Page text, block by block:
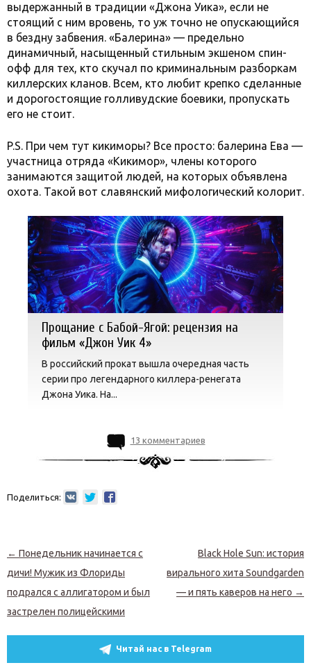
выдержанный в традиции «Джона Уика», если не
стоящий с ним вровень, то уж точно не опускающийся
в бездну забвения. «Балерина» — предельно
динамичный, насыщенный стильным экшеном спин-
офф для тех, кто скучал по криминальным разборкам
киллерских кланов. Всем, кто любит крепко сделанные
и дорогостоящие голливудские боевики, пропускать
его не стоит.
P.S. При чем тут кикиморы? Все просто: балерина Ева —
участница отряда «Кикимор», члены которого
занимаются защитой людей, на которых объявлена
охота. Такой вот славянский мифологический колорит.
Прощание с Бабой-Ягой: рецензия на
фильм «Джон Уик 4»
В российский прокат вышла очередная часть
серии про легендарного киллера-ренегата
Джона Уика. На...
13 комментариев
Поделиться:
Навигация по записям
← Понедельник начинается с
дичи! Мужик из Флориды
подрался с аллигатором и был
застрелен полицейскими
Black Hole Sun: история
вирального хита Soundgarden
— и пять каверов на него →
Читай нас в Telegram